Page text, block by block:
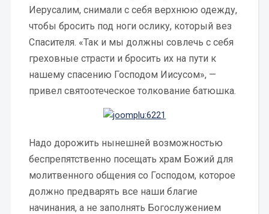
Иерусалим, снимали с себя верхнюю одежду,
чтобы бросить под ноги ослику, который вез
Спасителя. «Так и мы должны совлечь с себя
греховные страсти и бросить их на пути к
нашему спасению Господом Иисусом», —
привел святоотеческое толкование батюшка.
Надо дорожить нынешней возможностью
беспрепятственно посещать храм Божий для
молитвенного общения со Господом, которое
должно предварять все наши благие
начинания, а не заполнять Богослужением